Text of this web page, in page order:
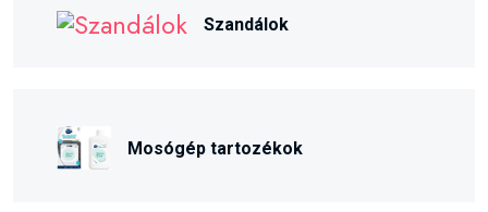
Szandálok
Mosógép tartozékok